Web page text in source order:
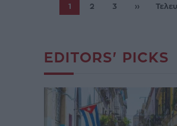
1 2 3 ››
EDITORS' PICKS